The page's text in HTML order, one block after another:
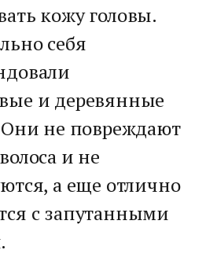
кожу головы.
себя
и деревянные
Они не повреждают
и не
а еще отлично
с запутанными